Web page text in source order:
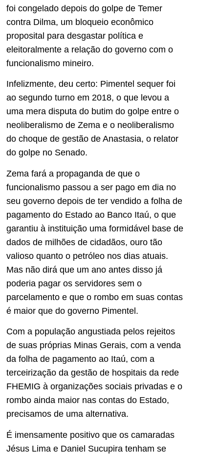
foi congelado depois do golpe de Temer
contra Dilma, um bloqueio econômico
proposital para desgastar política e
eleitoralmente a relação do governo com o
funcionalismo mineiro.
Infelizmente, deu certo: Pimentel sequer foi
ao segundo turno em 2018, o que levou a
uma mera disputa do butim do golpe entre o
neoliberalismo de Zema e o neoliberalismo
do choque de gestão de Anastasia, o relator
do golpe no Senado.
Zema fará a propaganda de que o
funcionalismo passou a ser pago em dia no
seu governo depois de ter vendido a folha de
pagamento do Estado ao Banco Itaú, o que
garantiu à instituição uma formidável base de
dados de milhões de cidadãos, ouro tão
valioso quanto o petróleo nos dias atuais.
Mas não dirá que um ano antes disso já
poderia pagar os servidores sem o
parcelamento e que o rombo em suas contas
é maior que do governo Pimentel.
Com a população angustiada pelos rejeitos
de suas próprias Minas Gerais, com a venda
da folha de pagamento ao Itaú, com a
terceirização da gestão de hospitais da rede
FHEMIG à organizações sociais privadas e o
rombo ainda maior nas contas do Estado,
precisamos de uma alternativa.
É imensamente positivo que os camaradas
Jésus Lima e Daniel Sucupira tenham se